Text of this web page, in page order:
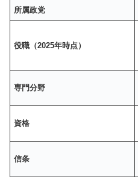
所属政党
役職（2025年時点）
専門分野
資格
信条